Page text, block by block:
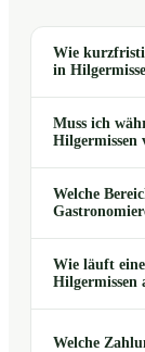
Wie
in
Muss ich
Hilgermissen
Welche
Wie läuft
Hilgermissen
Welche